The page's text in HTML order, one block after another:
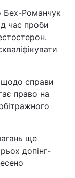
Бех-Романчук
час проби
щодо справи
право на
ще
допінг-